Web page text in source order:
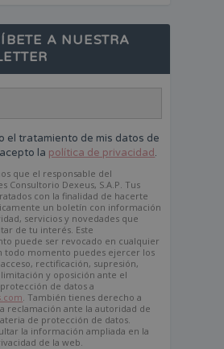
A NUESTRA
el tratamiento de mis datos de
la política de privacidad.
que el responsable del
Consultorio Dexeus, S.A.P. Tus
con la finalidad de hacerte
un boletín con información
servicios y novedades que
de tu interés. Este
puede ser revocado en cualquier
todo momento puedes ejercer los
rectificación, supresión,
y oposición ante el
de datos a
. También tienes derecho a
reclamación ante la autoridad de
de protección de datos.
la información ampliada en la
de la web.